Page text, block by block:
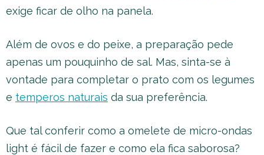
exige ficar de olho na panela.
Além de ovos e do peixe, a preparação pede
apenas um pouquinho de sal. Mas, sinta-se à
vontade para completar o prato com os legumes
e temperos naturais da sua preferência.
Que tal conferir como a omelete de micro-ondas
light é fácil de fazer e como ela fica saborosa?